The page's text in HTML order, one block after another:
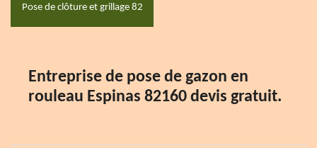
Pose de clôture et grillage 82
Entreprise de pose de gazon en
rouleau Espinas 82160 devis gratuit.